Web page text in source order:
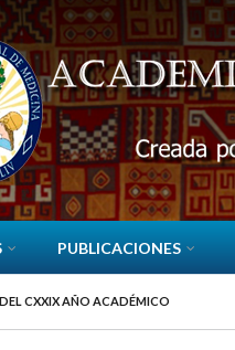
PUBLICACIONES
CXXIX AÑO ACADÉMICO